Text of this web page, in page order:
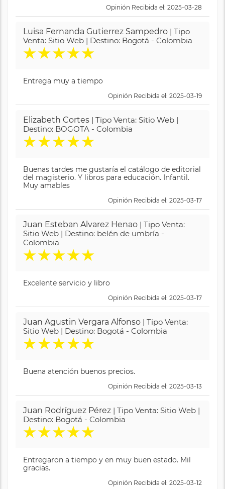
Opinión Recibida el: 2025-03-28
Luisa Fernanda Gutierrez Sampedro | Tipo
Venta: Sitio Web | Destino: Bogotá - Colombia
★★★★★
Entrega muy a tiempo
Opinión Recibida el: 2025-03-19
Elizabeth Cortes | Tipo Venta: Sitio Web |
Destino: BOGOTA - Colombia
★★★★★
Buenas tardes me gustaría el catálogo de editorial
del magisterio. Y libros para educación. Infantil.
Muy amables
Opinión Recibida el: 2025-03-17
Juan Esteban Alvarez Henao | Tipo Venta:
Sitio Web | Destino: belén de umbría -
Colombia
★★★★★
Excelente servicio y libro
Opinión Recibida el: 2025-03-17
Juan Agustin Vergara Alfonso | Tipo Venta:
Sitio Web | Destino: Bogotá - Colombia
★★★★★
Buena atención buenos precios.
Opinión Recibida el: 2025-03-13
Juan Rodríguez Pérez | Tipo Venta: Sitio Web |
Destino: Bogotá - Colombia
★★★★★
Entregaron a tiempo y en muy buen estado. Mil
gracias.
Opinión Recibida el: 2025-03-12